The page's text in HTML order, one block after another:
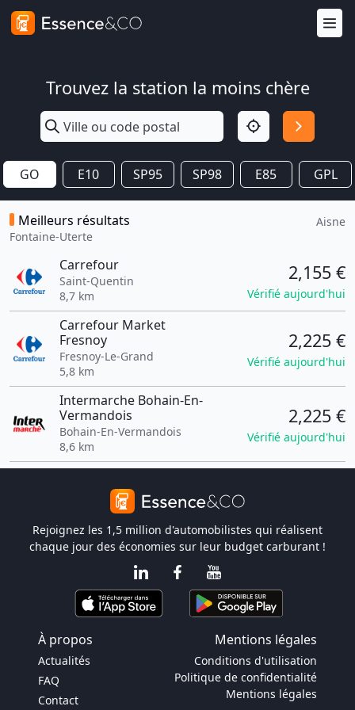
Trouvez la station la moins chère
GO E10 SP95 SP98 E85 GPL
Meilleurs résultats
Fontaine-Uterte
Aisne
Carrefour
Saint-Quentin
8,7 km
2,155 €
Vérifié aujourd'hui
Carrefour Market
Fresnoy
Fresnoy-Le-Grand
5,8 km
2,225 €
Vérifié aujourd'hui
Intermarche Bohain-En-
Vermandois
Bohain-En-Vermandois
8,6 km
2,225 €
Vérifié aujourd'hui
Rejoignez les 1,5 million d'automobilistes qui réalisent
chaque jour des économies sur leur budget carburant !
À propos Mentions légales
Actualités
FAQ
Contact
Conditions d'utilisation
Politique de confidentialité
Mentions légales